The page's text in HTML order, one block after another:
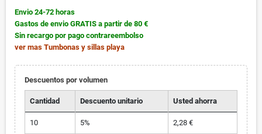
Envio 24-72 horas
Gastos de envio GRATIS a partir de 80 €
Sin recargo por pago contrareembolso
ver mas Tumbonas y sillas playa
Descuentos por volumen
Cantidad Descuento unitario Usted ahorra
10 5% 2,28 €